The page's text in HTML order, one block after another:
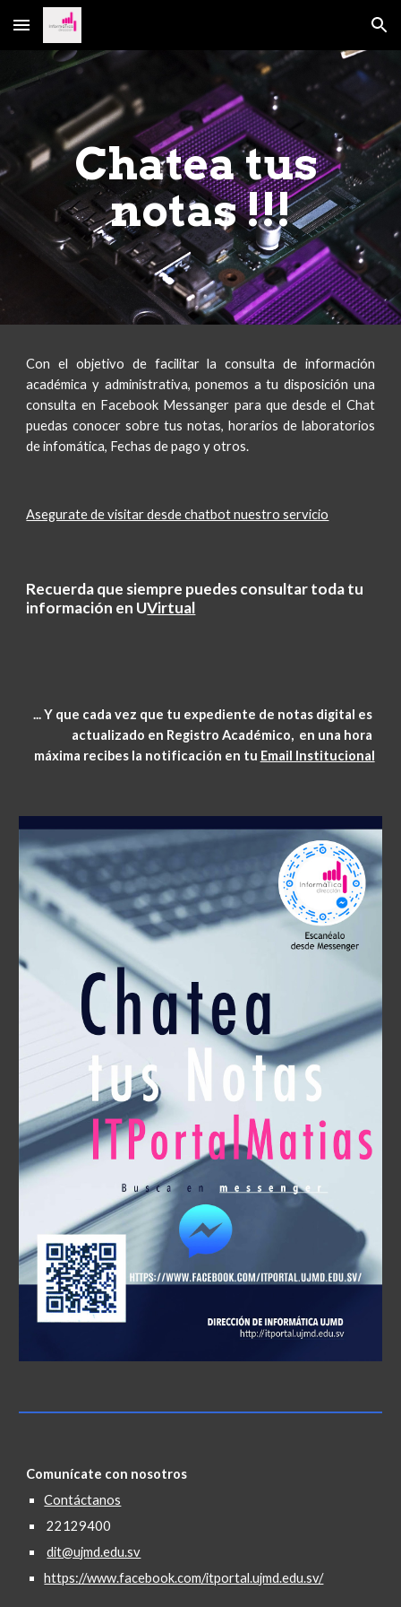
Skip to main content Skip to navigation
Chatea tus
notas !!!
Con el objetivo de facilitar la consulta de información
académica y administrativa, ponemos a tu disposición una
consulta en Facebook Messanger para que desde el Chat
puedas conocer sobre tus notas, horarios de laboratorios
de infomática, Fechas de pago y otros.
Asegurate de visitar desde chatbot nuestro servicio
Recuerda que siempre puedes consultar toda tu
información en UVirtual
... Y que cada vez que tu expediente de notas digital es
actualizado en Registro Académico,  en una hora
máxima recibes la notificación en tu Email Institucional
Comunícate con nosotros
Contáctanos
22129400
dit@ujmd.edu.sv
https://www.facebook.com/itportal.ujmd.edu.sv/